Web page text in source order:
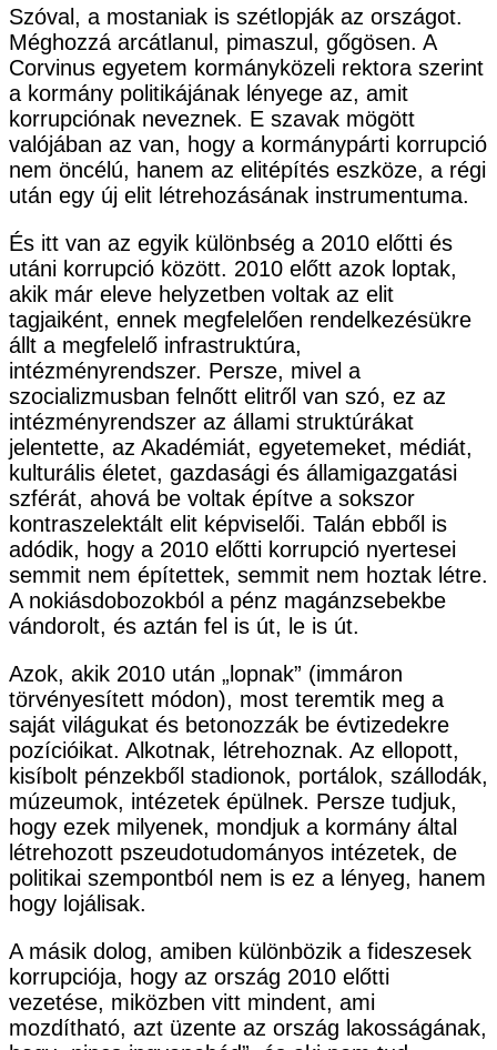
Szóval, a mostaniak is szétlopják az országot.
Méghozzá arcátlanul, pimaszul, gőgösen. A
Corvinus egyetem kormányközeli rektora szerint
a kormány politikájának lényege az, amit
korrupciónak neveznek. E szavak mögött
valójában az van, hogy a kormánypárti korrupció
nem öncélú, hanem az elitépítés eszköze, a régi
után egy új elit létrehozásának instrumentuma.
És itt van az egyik különbség a 2010 előtti és
utáni korrupció között. 2010 előtt azok loptak,
akik már eleve helyzetben voltak az elit
tagjaiként, ennek megfelelően rendelkezésükre
állt a megfelelő infrastruktúra,
intézményrendszer. Persze, mivel a
szocializmusban felnőtt elitről van szó, ez az
intézményrendszer az állami struktúrákat
jelentette, az Akadémiát, egyetemeket, médiát,
kulturális életet, gazdasági és államigazgatási
szférát, ahová be voltak építve a sokszor
kontraszelektált elit képviselői. Talán ebből is
adódik, hogy a 2010 előtti korrupció nyertesei
semmit nem építettek, semmit nem hoztak létre.
A nokiásdobozokból a pénz magánzsebekbe
vándorolt, és aztán fel is út, le is út.
Azok, akik 2010 után „lopnak” (immáron
törvényesített módon), most teremtik meg a
saját világukat és betonozzák be évtizedekre
pozícióikat. Alkotnak, létrehoznak. Az ellopott,
kisíbolt pénzekből stadionok, portálok, szállodák,
múzeumok, intézetek épülnek. Persze tudjuk,
hogy ezek milyenek, mondjuk a kormány által
létrehozott pszeudotudományos intézetek, de
politikai szempontból nem is ez a lényeg, hanem
hogy lojálisak.
A másik dolog, amiben különbözik a fideszesek
korrupciója, hogy az ország 2010 előtti
vezetése, miközben vitt mindent, ami
mozdítható, azt üzente az ország lakosságának,